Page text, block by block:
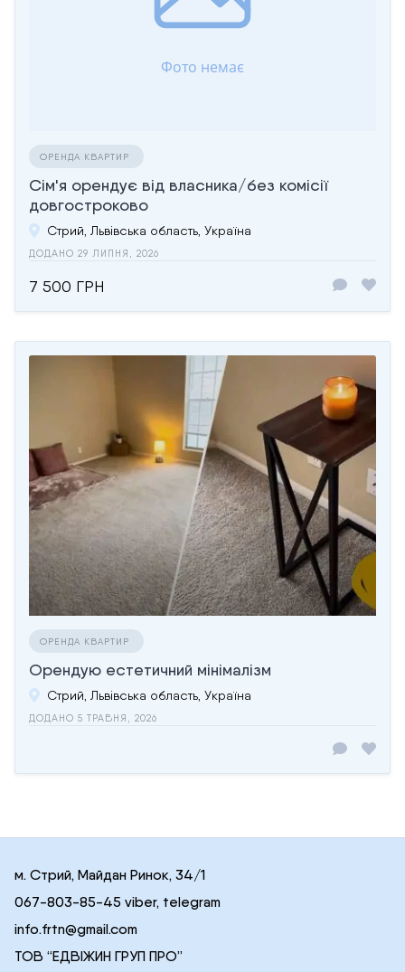
ОРЕНДА КВАРТИР
Сім'я орендує від власника/без комісії
довгостроково
Стрий, Львівська область, Україна
ДОДАНО 29 ЛИПНЯ, 2026
7 500 ГРН
ОРЕНДА КВАРТИР
Орендую естетичний мінімалізм
Стрий, Львівська область, Україна
ДОДАНО 5 ТРАВНЯ, 2026
м. Стрий, Майдан Ринок, 34/1
067-803-85-45 viber, telegram
info.frtn@gmail.com
ТОВ “ЕДВІЖИН ГРУП ПРО”